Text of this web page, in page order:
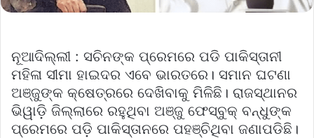
ନୂଆଦିଲ୍ଲୀ : ସଚିନଙ୍କ ପ୍ରେମରେ ପଡି ପାକିସ୍ତାନୀ
ମହିଳା ସୀମା ହାଇଦର ଏବେ ଭାରତରେ। ସମାନ ଘଟଣା
ଅଞ୍ଜୁଙ୍କ କ୍ଷେତ୍ରରେ ଦେଖିବାକୁ ମିଳିଛି। ରାଜସ୍ଥାନର
ଭିୱାଡ଼ି ଜିଲ୍ଲାରେ ରହୁଥିବା ଅଞ୍ଜୁ ଫେସ୍‌ବୁକ୍‌ ବନ୍ଧୁଙ୍କ
ପ୍ରେମରେ ପଡ଼ି ପାକିସ୍ତାନରେ ପହଞ୍ଚିଥିବା ଜଣାପଡିଛି।